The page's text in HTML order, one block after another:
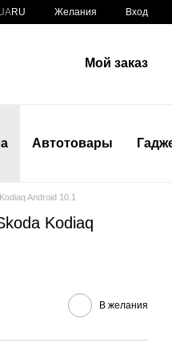
RU Желания Вход
Мой заказ
Автотовары
Android 10.1
Kodiaq
В желания